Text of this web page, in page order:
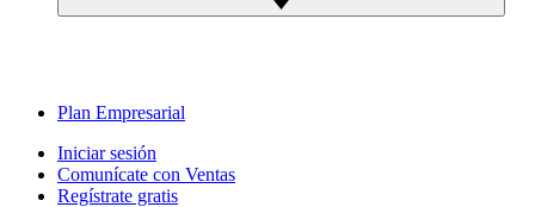
Plan Empresarial
Iniciar sesión
Comunícate con Ventas
Regístrate gratis